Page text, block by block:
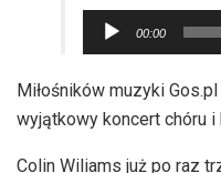
Odtwarzacz
plików
00:00
Miłośników muzyki
wyjątkowy koncert chóru
Colin Wiliams już po raz